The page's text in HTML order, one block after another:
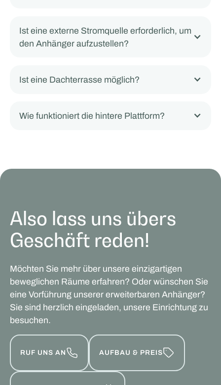
Ist eine externe Stromquelle erforderlich, um
den Anhänger aufzustellen?
Ist eine Dachterrasse möglich?
Wie funktioniert die hintere Plattform?
Also lass uns übers
Geschäft reden!
Möchten Sie mehr über unsere einzigartigen
beweglichen Räume erfahren? Oder wünschen Sie
eine Vorführung unserer erweiterbaren Anhänger?
Sie sind herzlich eingeladen, unsere Einrichtung zu
besuchen.
RUF UNS AN AUFBAU & PREIS